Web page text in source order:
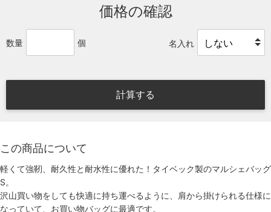
価格の確認
数量 個 名入れ
計算する
この商品について
軽くて強靭、耐久性と耐水性に優れた！タイベック製のマルシェバッグ
S。
沢山買い物をしても快適に持ち運べるように、肩から掛けられる仕様に
なっていて、お買い物バッグに最適です。